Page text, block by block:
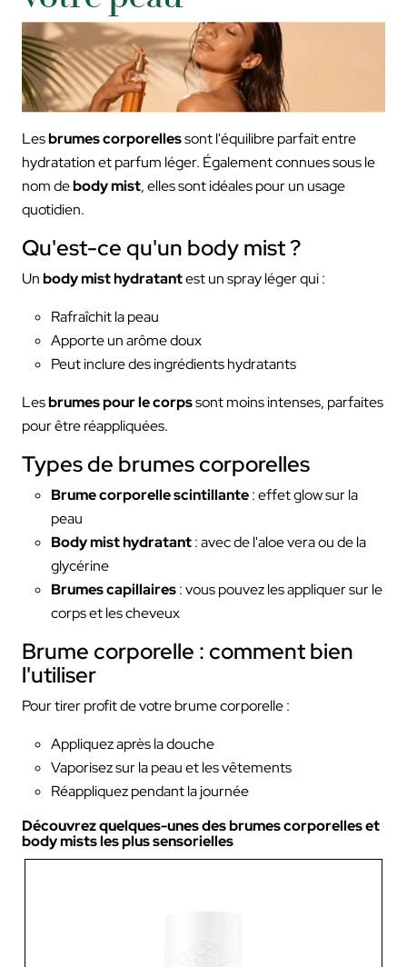
Lesbrumes corporellessont l'équilibre parfait entre
hydratation et parfum léger. Également connues sous le
nom debody mist, elles sont idéales pour un usage
quotidien.
Qu'est-ce qu'un body mist ?
Unbody mist hydratantest un spray léger qui :
Rafraîchit la peau
Apporte un arôme doux
Peut inclure des ingrédients hydratants
Lesbrumes pour le corpssont moins intenses, parfaites
pour être réappliquées.
Types de brumes corporelles
Brume corporelle scintillante: effet glow sur la
peau
Body mist hydratant: avec de l'aloe vera ou de la
glycérine
Brumes capillaires: vous pouvez les appliquer sur le
corps et les cheveux
Brume corporelle : comment bien
l'utiliser
Pour tirer profit de votre brume corporelle :
Appliquez après la douche
Vaporisez sur la peau et les vêtements
Réappliquez pendant la journée
Découvrez quelques-unes des brumes corporelles et
body mists les plus sensorielles